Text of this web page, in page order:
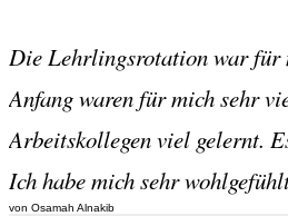
Die Lehrlingsrotation war für
Anfang waren für mich sehr
Arbeitskollegen viel gelernt.
Ich habe mich sehr
von Osamah Alnakib